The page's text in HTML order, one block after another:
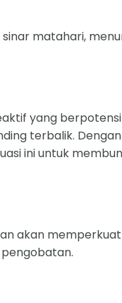
matahari,
yang
terbalik.
ini untuk
akan